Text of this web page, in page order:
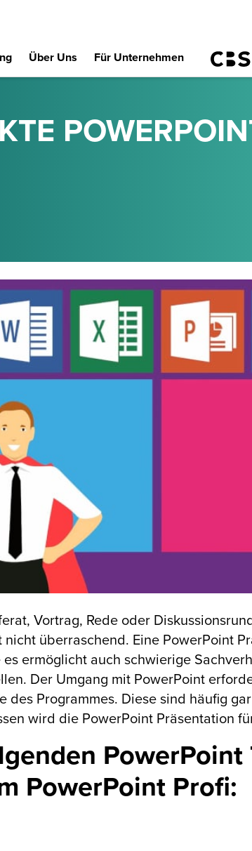
Über Uns Für Unternehmen
Vortrag, Rede oder
nicht überraschend. Eine PowerPoint
ermöglicht auch schwierige
Der Umgang mit PowerPoint
des Programmes. Diese sind häufig
wird die PowerPoint Präsentation
PowerPoint
PowerPoint Profi: